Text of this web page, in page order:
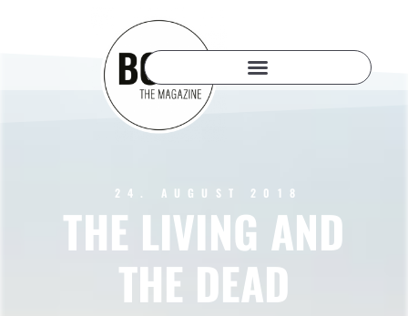
24. AUGUST 2018
THE LIVING AND
THE DEAD